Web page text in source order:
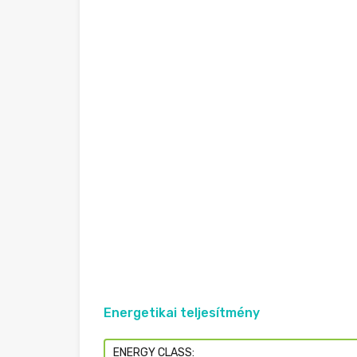
Energetikai teljesítmény
ENERGY CLASS: